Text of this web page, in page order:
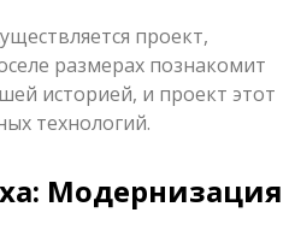
проект,
размерах познакомит
историей, и проект этот
технологий.
Модернизация